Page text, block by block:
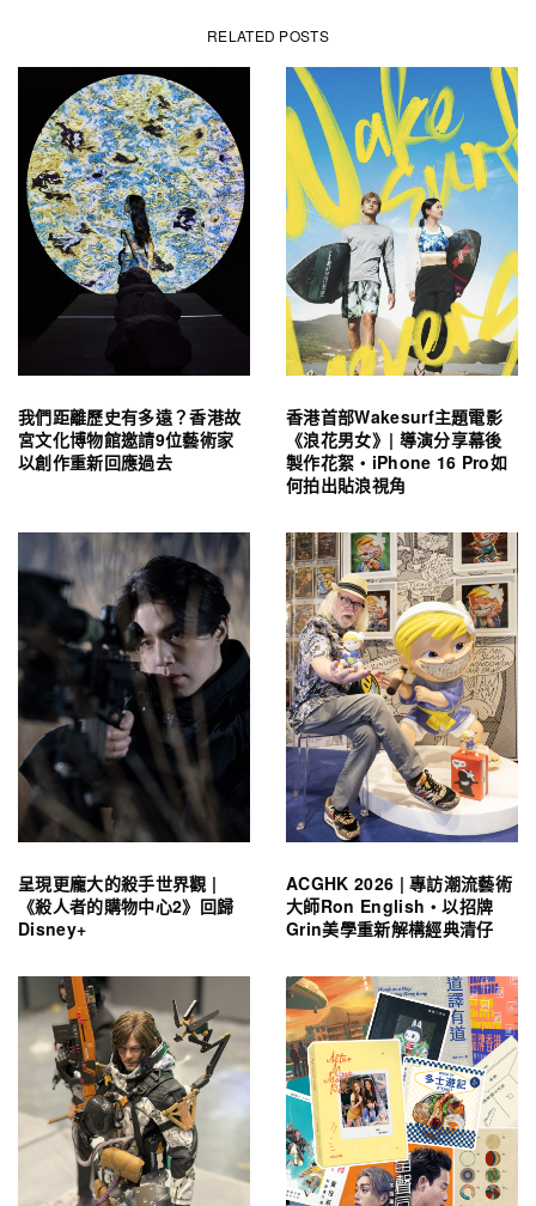
RELATED POSTS
我們距離歷史有多遠？香港故
宮文化博物館邀請9位藝術家
以創作重新回應過去
香港首部Wakesurf主題電影
《浪花男女》| 導演分享幕後
製作花絮・iPhone 16 Pro如
何拍出貼浪視角
呈現更龐大的殺手世界觀 |
《殺人者的購物中心2》回歸
Disney+
ACGHK 2026 | 專訪潮流藝術
大師Ron English・以招牌
Grin美學重新解構經典清仔